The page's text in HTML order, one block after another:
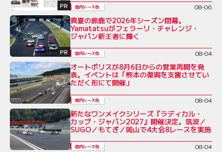
PR 国内レース他 08-06
PR
真夏の鈴鹿で2026年シーズン閉幕。
Yamatatsuがフェラーリ・チャレンジ・
ジャパン新王者に輝く
国内レース他 08-04
オートポリスが8月6日からの営業再開を発
表。イベントは「熊本の復興を支援させてい
ただく形にて開催」
国内レース他 08-04
新たなワンメイクシリーズ『ラディカル・
カップ・ジャパン2027』開催決定。筑波／
SUGO／もてぎ／岡山で4大会8レースを実施
国内レース他 08-04